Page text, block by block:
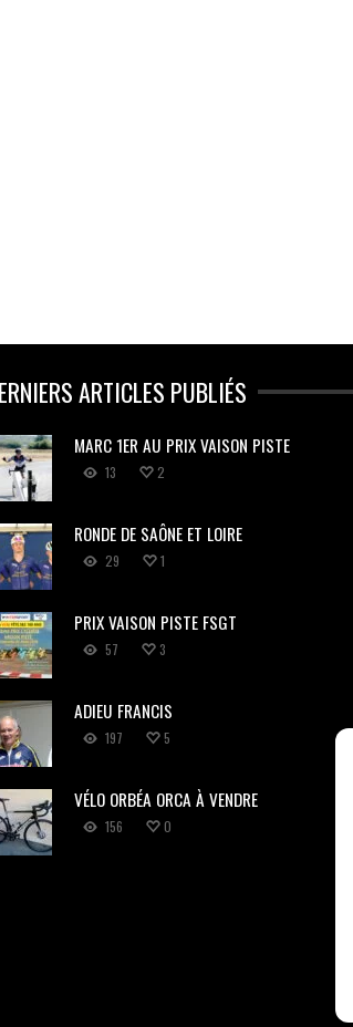
ARTICLES PUBLIÉS
MARC 1ER AU PRIX VAISON PISTE
13 2
RONDE DE SAÔNE ET LOIRE
29 1
PRIX VAISON PISTE FSGT
57 3
ADIEU FRANCIS
197 5
VÉLO ORBÉA ORCA À VENDRE
156 0